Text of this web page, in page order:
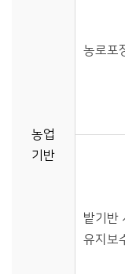
농업
기반
농로포
밭기반
유지보